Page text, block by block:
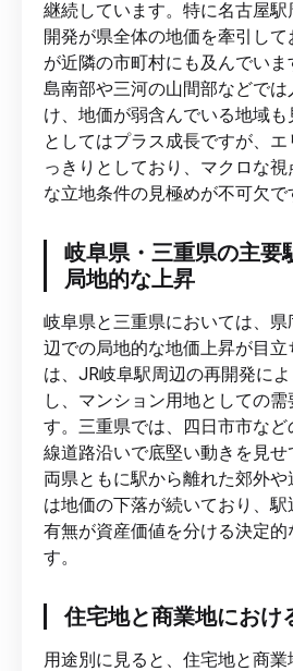
継続しています。特に名古屋
開発が県全体の地価を牽引し
が近隣の市町村にも及んでい
島南部や三河の山間部などで
け、地価が弱含んでいる地域
としてはプラス成長ですが、
っきりとしており、マクロな
な立地条件の見極めが不可欠で
岐阜県・三重県の主要
局地的な上昇
岐阜県と三重県においては、
辺での局地的な地価上昇が目
は、JR岐阜駅周辺の再開発に
し、マンション用地としての需
す。三重県では、四日市市な
線道路沿いで底堅い動きを見せ
両県ともに駅から離れた郊外
は地価の下落が続いており、
有無が資産価値を分ける決定的
す。
住宅地と商業地におけ
用途別に見ると、住宅地と商